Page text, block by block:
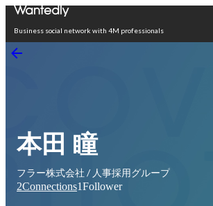
Business social network with 4M professionals
本田 瞳
フラー株式会社 / 人事採用グループ
2Connections1Follower